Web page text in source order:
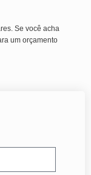
Se você acha
um orçamento